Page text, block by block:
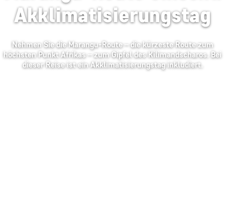
Akklimatisierungstag
Nehmen Sie die Marangu-Route – die kürzeste Route zum
höchsten Punkt Afrikas – zum Gipfel des Kilimandscharos. Bei
dieser Reise ist ein Akklimatisierungstag inkludiert.